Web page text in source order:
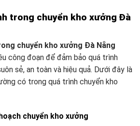
trong chuyển kho xưởng Đà
chuyển kho xưởng Đà Nẵng
công đoạn để đảm bảo quá trình
sẻ, an toàn và hiệu quả. Dưới đây là
có trong quá trình chuyển kho
chuyển kho xưởng